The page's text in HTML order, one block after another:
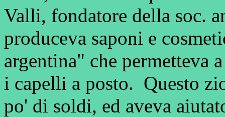
Valli, fondatore della soc.
produceva saponi e
argentina" che permetteva
i capelli a posto. Questo
po' di soldi, ed aveva